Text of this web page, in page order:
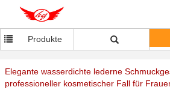
Produkte
Elegante wasserdichte lederne
professioneller kosmetischer Fall für